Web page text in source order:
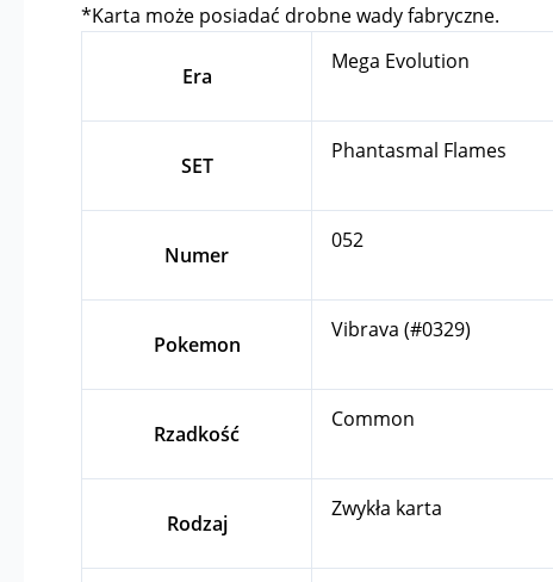
*Karta może posiadać drobne wady fabryczne.
Era
Mega Evolution
SET
Phantasmal Flames
Numer
052
Pokemon
Vibrava (#0329)
Rzadkość
Common
Rodzaj
Zwykła karta